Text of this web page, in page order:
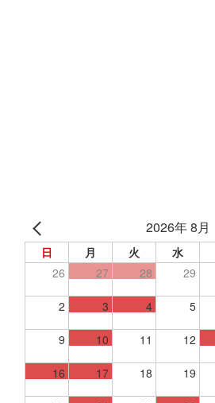
2026年 8月
日 月 火 水
26
27 28 29
2 3 4 5
9 10 11 12
16 17 18 19